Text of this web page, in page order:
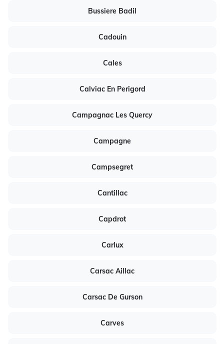
Bussiere Badil
Cadouin
Cales
Calviac En Perigord
Campagnac Les Quercy
Campagne
Campsegret
Cantillac
Capdrot
Carlux
Carsac Aillac
Carsac De Gurson
Carves